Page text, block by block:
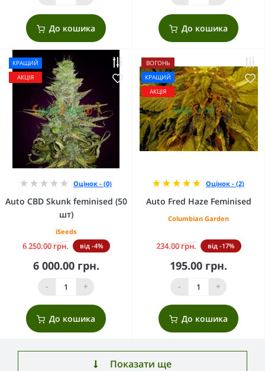
До кошика До кошика
КРАЩИЙ
АКЦІЯ
Оцінок - (0)
Auto CBD Skunk feminised (50
шт)
iSeeds
6 250.00 грн. від -4%
6 000.00 грн.
- +
До кошика
ВОГОНЬ
КРАЩИЙ
АКЦІЯ
Оцінок - (2)
Auto Fred Haze Feminised
Columbian Garden
234.00 грн. від -17%
195.00 грн.
- +
До кошика
Показати ще